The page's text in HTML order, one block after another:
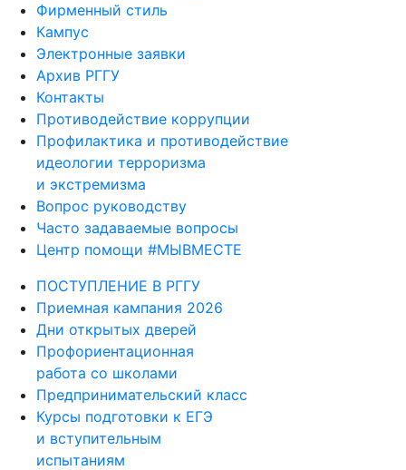
Фирменный стиль
Кампус
Электронные заявки
Архив РГГУ
Контакты
Противодействие коррупции
Профилактика и противодействие
идеологии терроризма
и экстремизма
Вопрос руководству
Часто задаваемые вопросы
Центр помощи #МЫВМЕСТЕ
ПОСТУПЛЕНИЕ В РГГУ
Приемная кампания 2026
Дни открытых дверей
Профориентационная
работа со школами
Предпринимательский класс
Курсы подготовки к ЕГЭ
и вступительным
испытаниям